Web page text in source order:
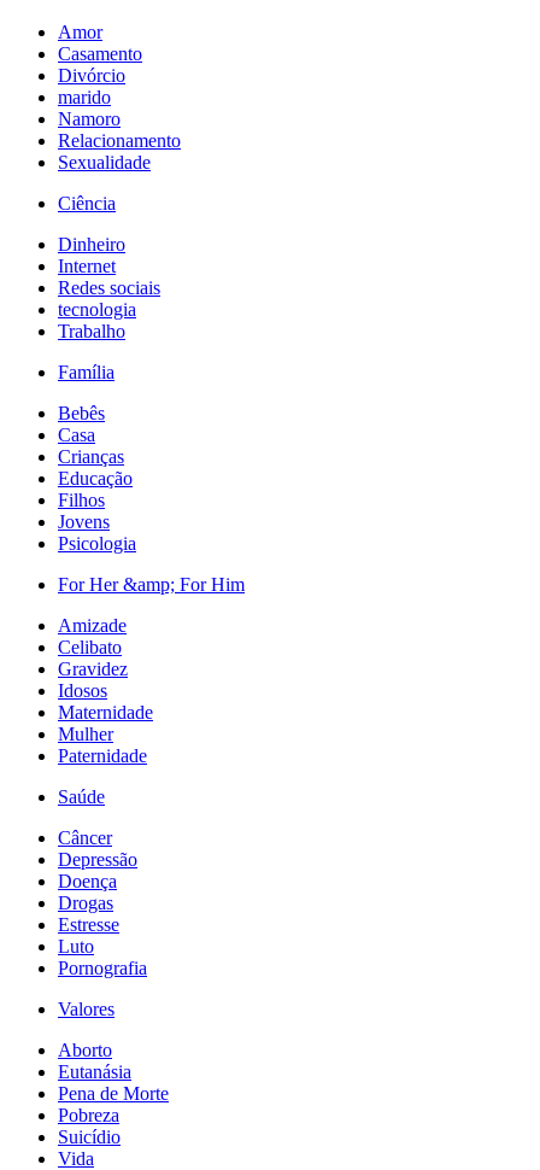
Amor
Casamento
Divórcio
marido
Namoro
Relacionamento
Sexualidade
Ciência
Dinheiro
Internet
Redes sociais
tecnologia
Trabalho
Família
Bebês
Casa
Crianças
Educação
Filhos
Jovens
Psicologia
For Her &amp; For Him
Amizade
Celibato
Gravidez
Idosos
Maternidade
Mulher
Paternidade
Saúde
Câncer
Depressão
Doença
Drogas
Estresse
Luto
Pornografia
Valores
Aborto
Eutanásia
Pena de Morte
Pobreza
Suicídio
Vida